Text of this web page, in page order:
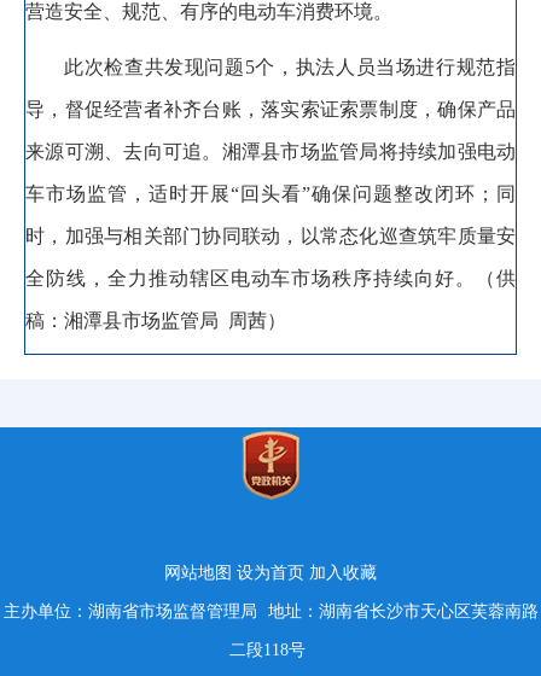
营造安全、规范、有序的电动车消费环境。
此次检查共发现问题5个 ， 执法人员当场进行规范指
导 ， 督促经营者补齐台账，落实索证索票制度 ，确保产品
来源可溯、去向可追。 湘潭县市场监管局将持续加强电动
车市场监管 ， 适时开展“回头看”确保问题整改闭环 ； 同
时 ， 加强与相关部门协同联动 ， 以常态化巡查筑牢质量安
全防线，全力推动辖区电动车市场秩序持续向好。 （供
稿 ： 湘潭县市场监管局 周茜）
网站地图 设为首页 加入收藏
主办单位：湖南省市场监督管理局 地址：湖南省长沙市天心区芙蓉南路
二段118号